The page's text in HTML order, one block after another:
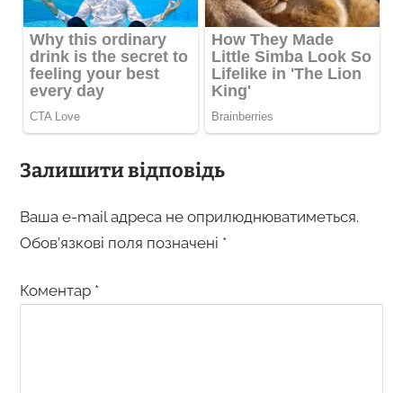
Залишити відповідь
Ваша e-mail адреса не оприлюднюватиметься.
Обов’язкові поля позначені *
Коментар *